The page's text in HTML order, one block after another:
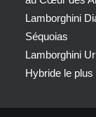
Lamborghini
Séquoias
Lamborghini
Hybride le